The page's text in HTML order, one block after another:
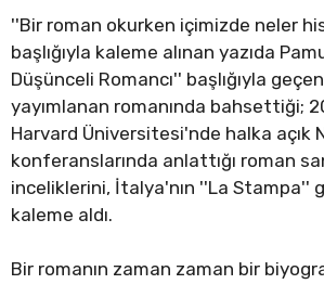
''Bir roman okurken içimizde neler
başlığıyla kaleme alınan yazıda
Düşünceli Romancı'' başlığıyla
yayımlanan romanında bahsettiği;
Harvard Üniversitesi'nde halka açık
konferanslarında anlattığı roman
inceliklerini, İtalya'nın ''La Stampa''
kaleme aldı.
Bir romanın zaman zaman bir